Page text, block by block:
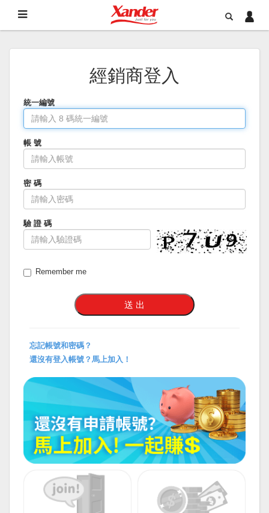
經銷商登入
統一編號
帳 號
密 碼
驗 證 碼
Remember me
忘記帳號和密碼？
還沒有登入帳號？馬上加入！